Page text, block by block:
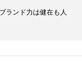
ランド力は健在も人